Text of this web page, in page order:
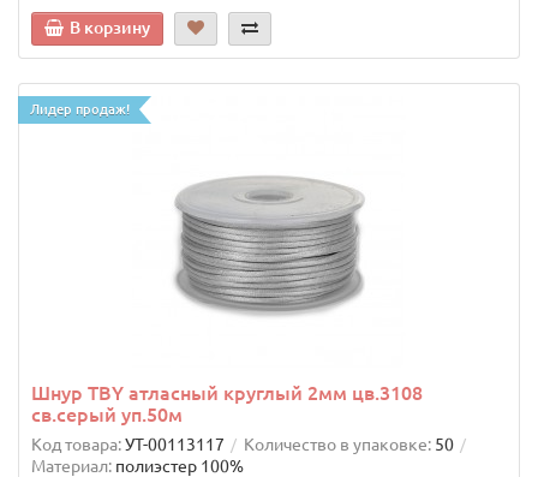
В корзину
Лидер продаж!
Шнур TBY атласный круглый 2мм цв.3108
св.серый уп.50м
Код товара:УТ-00113117 Количество в упаковке: 50
Материал: полиэстер 100%